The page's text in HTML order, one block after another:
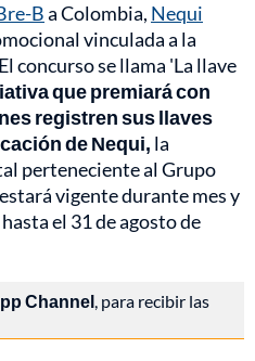
Ba Colombia, Nequi
vinculada a la
concurso se llama 'La llave
que premiará con
registren sus llaves
de Nequi, la
perteneciente al Grupo
vigente durante mes y
el 31 de agosto de
Channel, para recibir las